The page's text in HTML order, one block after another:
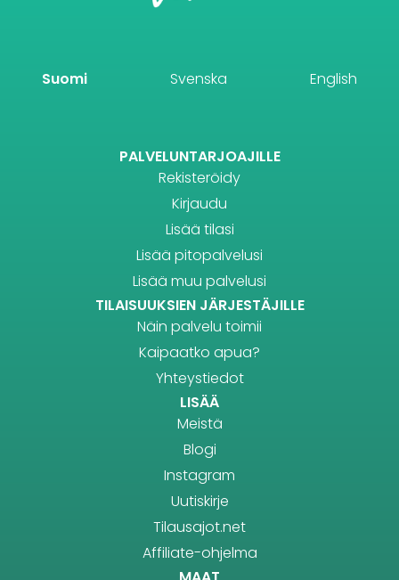
Suomi Svenska English
PALVELUNTARJOAJILLE
Rekisteröidy
Kirjaudu
Lisää tilasi
Lisää pitopalvelusi
Lisää muu palvelusi
TILAISUUKSIEN JÄRJESTÄJILLE
Näin palvelu toimii
Kaipaatko apua?
Yhteystiedot
LISÄÄ
Meistä
Blogi
Instagram
Uutiskirje
Tilausajot.net
Affiliate-ohjelma